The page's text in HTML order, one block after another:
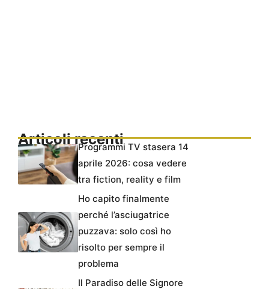
Articoli recentiProgrammi TV stasera 14
aprile 2026: cosa vedere
tra fiction, reality e film
Ho capito finalmente
perché l’asciugatrice
puzzava: solo così ho
risolto per sempre il
problema
Il Paradiso delle Signore